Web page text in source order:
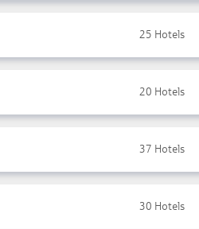
25 Hotels
20 Hotels
37 Hotels
30 Hotels